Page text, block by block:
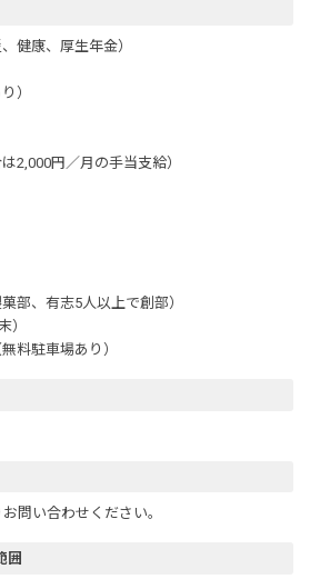
健康、厚生年金）
）
2,000円／月の手当支給）
部、有志5人以上で創部）
）
料駐車場あり）
問い合わせください。
囲